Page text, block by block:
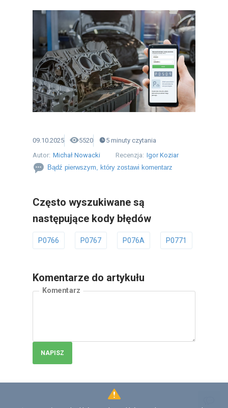
09.10.2025 5520 5 minuty czytania
Autor: Michał Nowacki Recenzja: Igor Koziar
Bądź pierwszym, który zostawi komentarz
Często wyszukiwane są
następujące kody błędów
P0766 P0767 P076A P0771
Komentarze do artykułu
Komentarz
NAPISZ